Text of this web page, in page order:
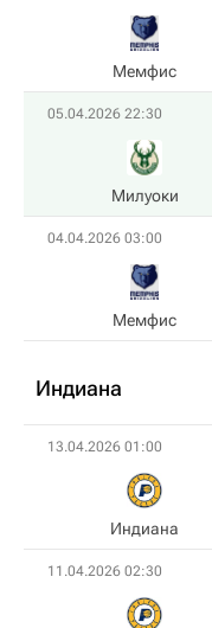
Мемфис
05.04.2026 22:30
Милуоки
04.04.2026 03:00
Мемфис
Индиана
13.04.2026 01:00
Индиана
11.04.2026 02:30